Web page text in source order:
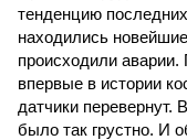
тенденцию
находились
происходили
впервые в истории
датчики
было так грустно. И